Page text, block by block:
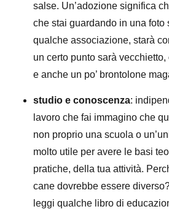
salse. Un’adozione significa
che stai guardando in una foto
qualche associazione, starà
un certo punto sarà
e anche un po’ brontolone
studio e conoscenza:
lavoro che fai immagino che
non proprio una scuola o
molto utile per avere le basi
pratiche, della tua attività.
cane dovrebbe essere
leggi qualche libro di